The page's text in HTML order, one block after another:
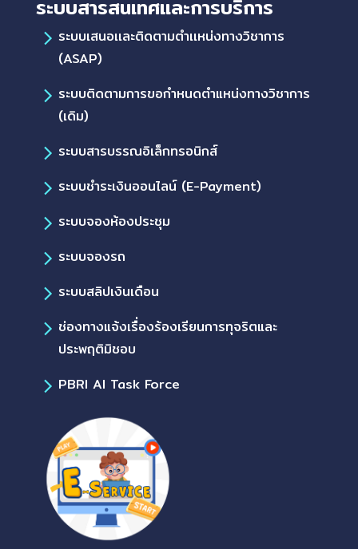
ระบบสารสนเทศและการบริการ
ระบบเสนอเเละติดตามตำเเหน่งทางวิชาการ
(ASAP)
ระบบติดตามการขอกำหนดตำแหน่งทางวิชาการ
(เดิม)
ระบบสารบรรณอิเล็กทรอนิกส์
ระบบชำระเงินออนไลน์ (E-Payment)
ระบบจองห้องประชุม
ระบบจองรถ
ระบบสลิปเงินเดือน
ช่องทางแจ้งเรื่องร้องเรียนการทุจริตและ
ประพฤติมิชอบ
PBRI AI Task Force